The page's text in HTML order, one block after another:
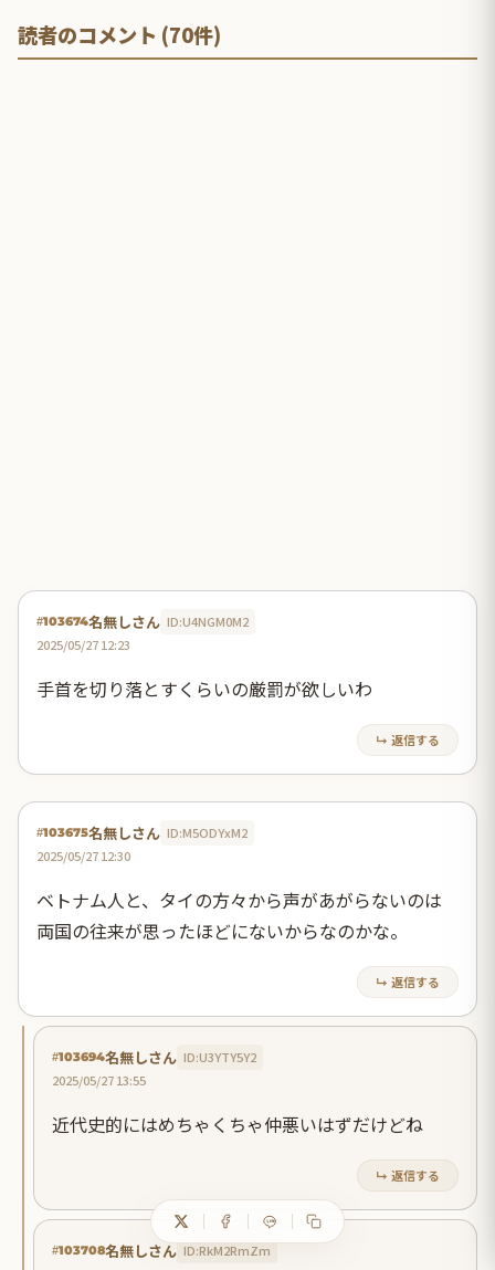
読者のコメント (70件)
#103674名無しさん ID:U4NGM0M2
2025/05/27 12:23
手首を切り落とすくらいの厳罰が欲しいわ
↳ 返信する
#103675名無しさん ID:M5ODYxM2
2025/05/27 12:30
ベトナム人と、タイの方々から声があがらないのは
両国の往来が思ったほどにないからなのかな。
↳ 返信する
#103694名無しさん ID:U3YTY5Y2
2025/05/27 13:55
近代史的にはめちゃくちゃ仲悪いはずだけどね
↳ 返信する
#103708名無しさん ID:RkM2RmZm